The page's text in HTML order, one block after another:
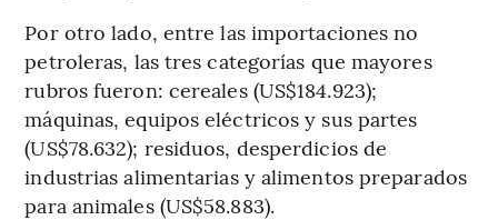
Por otro lado, entre las importaciones no
petroleras, las tres categorías que mayores
rubros fueron: cereales (US$184.923);
máquinas, equipos eléctricos y sus partes
(US$78.632); residuos, desperdicios de
industrias alimentarias y alimentos preparados
para animales (US$58.883).